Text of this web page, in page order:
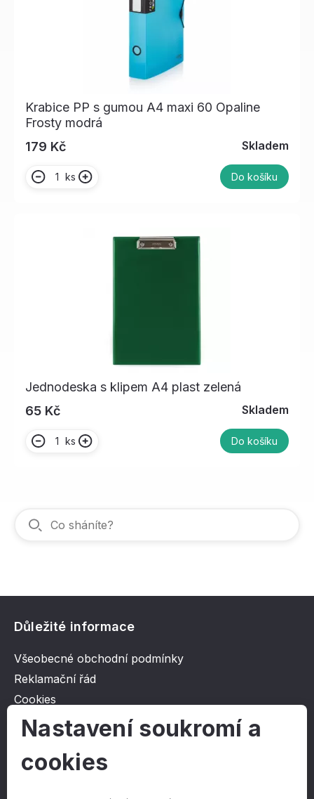
Krabice PP s gumou A4 maxi 60 Opaline
Frosty modrá
179 Kč
Skladem
ks Do košíku
Jednodeska s klipem A4 plast zelená
65 Kč
Skladem
ks Do košíku
Důležité informace
Všeobecné obchodní podmínky
Reklamační řád
Cookies
Ochrana osobních údajů
O společnosti
Nastavení soukromí a
cookies